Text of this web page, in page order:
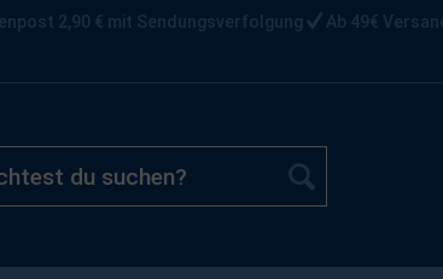
2,90 € mit Sendungsverfolgung
Ab 49€